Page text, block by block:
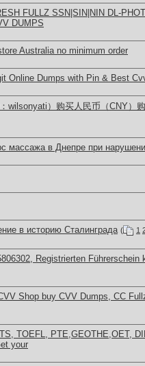
FULLZ SSN|SIN|NIN DL-
DUMPS
Australia no minimum order
Online Dumps with Pin & Best
wilsonyati）购买人民币（CNY）
массажа в Днепре при
в историю Сталинграда ( 1
Registrierten Führerschein
Shop buy CVV Dumps, CC
TOEFL, PTE,GEOTHE,OET,
your